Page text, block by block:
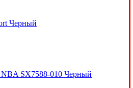
Черный
SX7588-010 Черный